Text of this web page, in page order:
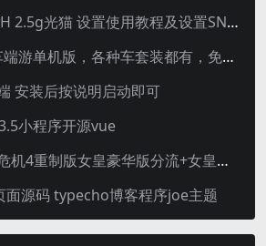
VSOL V2802RH 2.5g光猫 设置使用教程及设置SN教程-附带稳定固件使用手册等
[端游] QQ飞车端游单机版，各种车套装都有，免虚拟机
安装后按说明启动即可
小程序开源vue
云盘下载生化危机4重制版女皇豪华版分流+女皇学习补丁+修改器 解压即玩【阿里云盘】
源码 typecho博客程序joe主题